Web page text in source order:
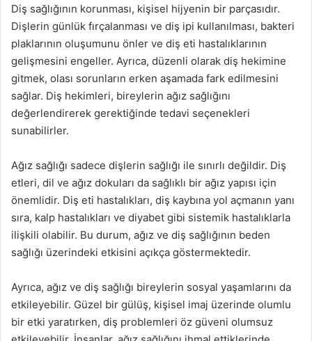
Diş sağlığının korunması, kişisel hijyenin bir parçasıdır.
Dişlerin günlük fırçalanması ve diş ipi kullanılması, bakteri
plaklarının oluşumunu önler ve diş eti hastalıklarının
gelişmesini engeller. Ayrıca, düzenli olarak diş hekimine
gitmek, olası sorunların erken aşamada fark edilmesini
sağlar. Diş hekimleri, bireylerin ağız sağlığını
değerlendirerek gerektiğinde tedavi seçenekleri
sunabilirler.
Ağız sağlığı sadece dişlerin sağlığı ile sınırlı değildir. Diş
etleri, dil ve ağız dokuları da sağlıklı bir ağız yapısı için
önemlidir. Diş eti hastalıkları, diş kaybına yol açmanın yanı
sıra, kalp hastalıkları ve diyabet gibi sistemik hastalıklarla
ilişkili olabilir. Bu durum, ağız ve diş sağlığının beden
sağlığı üzerindeki etkisini açıkça göstermektedir.
Ayrıca, ağız ve diş sağlığı bireylerin sosyal yaşamlarını da
etkileyebilir. Güzel bir gülüş, kişisel imaj üzerinde olumlu
bir etki yaratırken, diş problemleri öz güveni olumsuz